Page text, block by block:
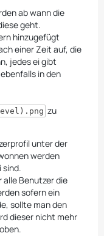
ab wann die
geht.
hinzugefügt
einer Zeit auf, die
jedes ei gibt
in den
zu
unter der
werden
sind.
alle Benutzer die
sofern ein
sollte man den
dieser nicht mehr